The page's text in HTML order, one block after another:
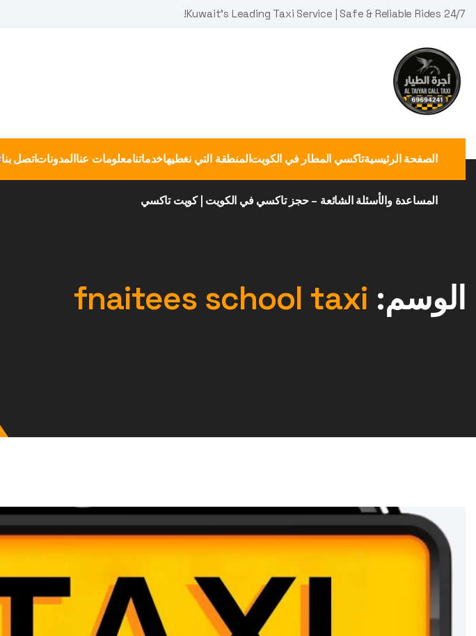
Skip
content
Kuwait's Leading Taxi Service | Safe & Reliable Rides 24/7!
الصفحة الرئيسيةتاكسي المطار في الكويتالمنطقة التي نغطيهاخدماتنامعلومات عناالمدوناتاتصل بنا
المساعدة والأسئلة الشائعة – حجز تاكسي في الكويت | كويت تاكسي
الوسم: fnaitees school taxi